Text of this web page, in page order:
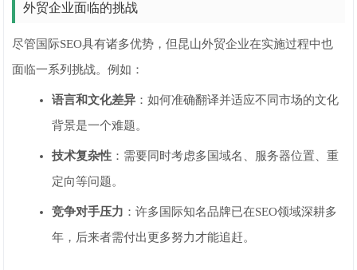
外贸企业面临的挑战
尽管国际SEO具有诸多优势，但昆山外贸企业在实施过程中也
面临一系列挑战。例如：
语言和文化差异 ：如何准确翻译并适应不同市场的文化
背景是一个难题。
技术复杂性 ：需要同时考虑多国域名、服务器位置、重
定向等问题。
竞争对手压力 ：许多国际知名品牌已在SEO领域深耕多
年，后来者需付出更多努力才能追赶。